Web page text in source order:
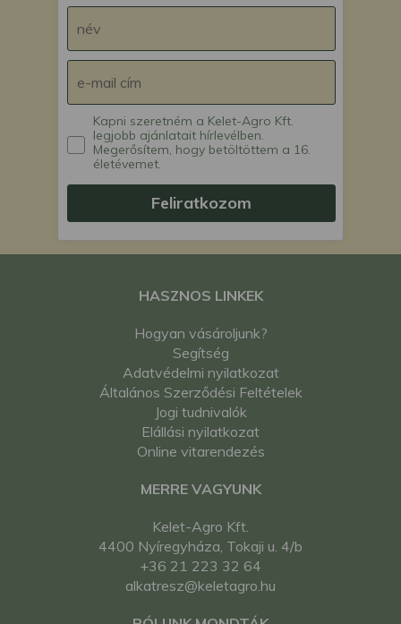
Kapni szeretném a Kelet-Agro Kft.
legjobb ajánlatait hírlevélben.
Megerősítem, hogy betöltöttem a 16.
életévemet.
Feliratkozom
HASZNOS LINKEK
Hogyan vásároljunk?
Segítség
Adatvédelmi nyilatkozat
Általános Szerződési Feltételek
Jogi tudnivalók
Elállási nyilatkozat
Online vitarendezés
MERRE VAGYUNK
Kelet-Agro Kft.
4400 Nyíregyháza, Tokaji u. 4/b
+36 21 223 32 64
alkatresz@keletagro.hu